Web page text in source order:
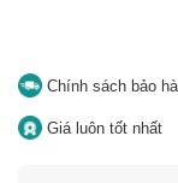
Chính sách bảo
Giá luôn tốt nhất